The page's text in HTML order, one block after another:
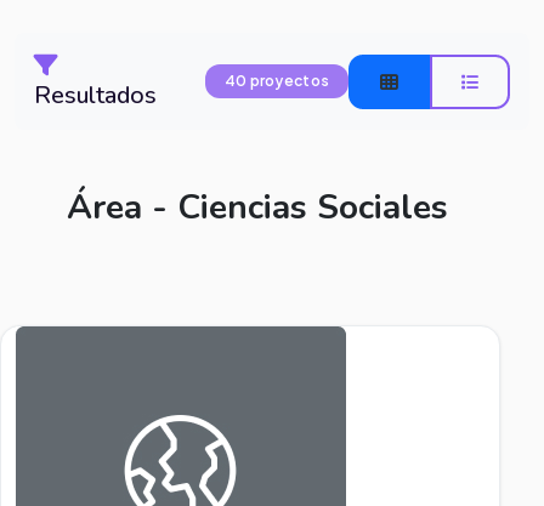
Resultados 40 proyectos
Área - Ciencias Sociales